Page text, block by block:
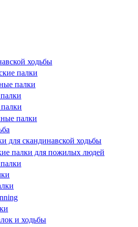
ходьбы
палки
палки
палки
для скандинавской ходьбы
палки для пожилых людей
и ходьбы